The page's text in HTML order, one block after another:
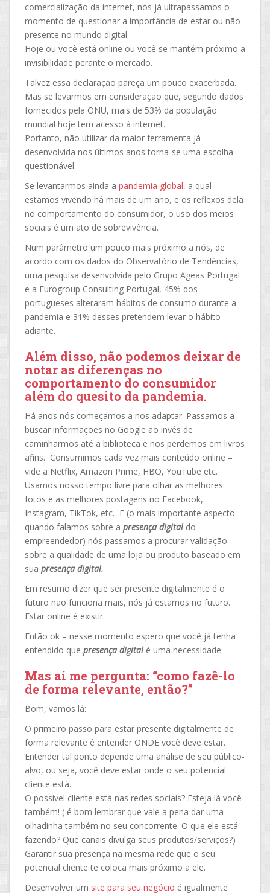
comercialização da internet, nós já ultrapassamos o
momento de questionar a importância de estar ou não
presente no mundo digital.
Hoje ou você está online ou você se mantém próximo a
invisibilidade perante o mercado.
Talvez essa declaração pareça um pouco exacerbada.
Mas se levarmos em consideração que, segundo dados
fornecidos pela ONU, mais de 53% da população
mundial hoje tem acesso à internet.
Portanto, não utilizar da maior ferramenta já
desenvolvida nos últimos anos torna-se uma escolha
questionável.
Se levantarmos ainda a pandemia global, a qual
estamos vivendo há mais de um ano, e os reflexos dela
no comportamento do consumidor, o uso dos meios
sociais é um ato de sobrevivência.
Num parâmetro um pouco mais próximo a nós, de
acordo com os dados do Observatório de Tendências,
uma pesquisa desenvolvida pelo Grupo Ageas Portugal
e a Eurogroup Consulting Portugal, 45% dos
portugueses alteraram hábitos de consumo durante a
pandemia e 31% desses pretendem levar o hábito
adiante.
Além disso, não podemos deixar de
notar as diferenças no
comportamento do consumidor
além do quesito da pandemia.
Há anos nós começamos a nos adaptar. Passamos a
buscar informações no Google ao invés de
caminharmos até a biblioteca e nos perdemos em livros
afins. Consumimos cada vez mais conteúdo online –
vide a Netflix, Amazon Prime, HBO, YouTube etc.
Usamos nosso tempo livre para olhar as melhores
fotos e as melhores postagens no Facebook,
Instagram, TikTok, etc. E (o mais importante aspecto
quando falamos sobre a presença digitaldo
empreendedor) nós passamos a procurar validação
sobre a qualidade de uma loja ou produto baseado em
sua presença digital.
Em resumo dizer que ser presente digitalmente é o
futuro não funciona mais, nós já estamos no futuro.
Estar online é existir.
Então ok – nesse momento espero que você já tenha
entendido que presença digitalé uma necessidade.
Mas aí me pergunta: “como fazê-lo
de forma relevante, então?”
Bom, vamos lá:
O primeiro passo para estar presente digitalmente de
forma relevante é entender ONDE você deve estar.
Entender tal ponto depende uma análise de seu público-
alvo, ou seja, você deve estar onde o seu potencial
cliente está.
O possível cliente está nas redes sociais? Esteja lá você
também! ( é bom lembrar que vale a pena dar uma
olhadinha também no seu concorrente. O que ele está
fazendo? Que canais divulga seus produtos/serviços?)
Garantir sua presença na mesma rede que o seu
potencial cliente te coloca mais próximo a ele.
Desenvolver um site para seu negócio é igualmente